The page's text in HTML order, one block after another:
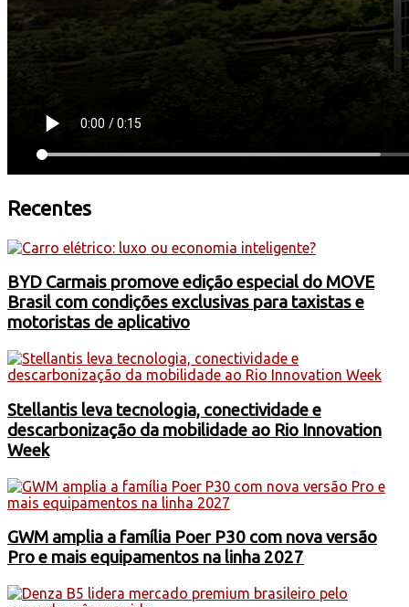
Recentes
BYD Carmais promove edição especial do MOVE
Brasil com condições exclusivas para taxistas e
motoristas de aplicativo
Stellantis leva tecnologia, conectividade e
descarbonização da mobilidade ao Rio Innovation
Week
GWM amplia a família Poer P30 com nova versão
Pro e mais equipamentos na linha 2027